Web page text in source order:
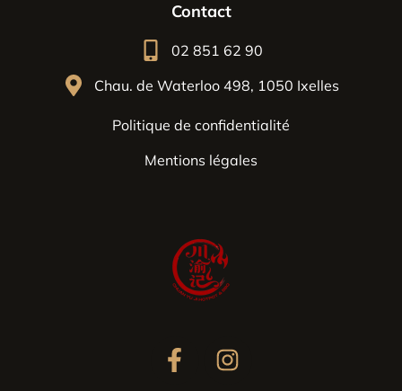
Contact
02 851 62 90
Chau. de Waterloo 498, 1050 Ixelles
Politique de confidentialité
Mentions légales